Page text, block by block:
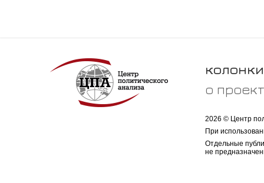
колонки
о
2026 © Центр
При
Отдельные
не